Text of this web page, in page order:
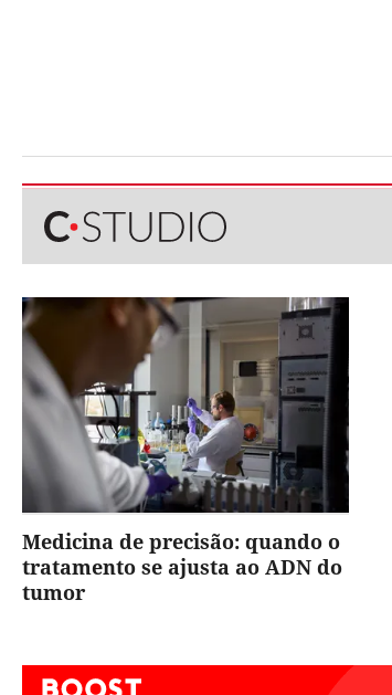
Medicina de precisão: quando o
tratamento se ajusta ao ADN do
tumor